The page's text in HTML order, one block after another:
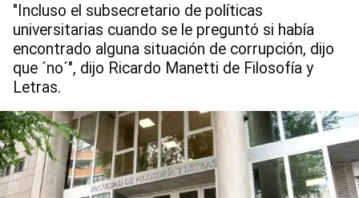
"Incluso el subsecretario de políticas
universitarias cuando se le preguntó si había
encontrado alguna situación de corrupción, dijo
que ´no´", dijo Ricardo Manetti de Filosofía y
Letras.